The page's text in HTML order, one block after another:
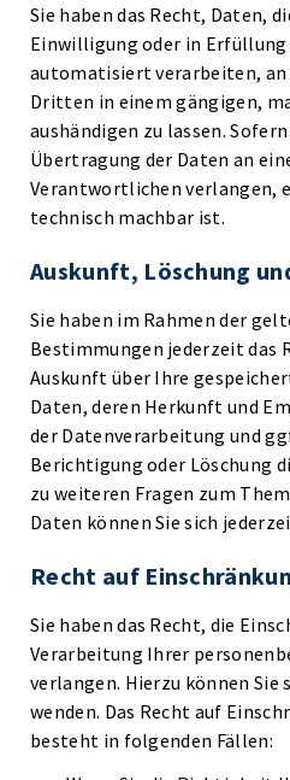
Sie haben das Recht, Daten,
Einwilligung oder in Erfüllung
automatisiert verarbeiten, an
Dritten in einem gängigen,
aushändigen zu lassen.
Übertragung der Daten an
Verantwortlichen verlangen,
technisch machbar ist.
Auskunft, Löschung
Sie haben im Rahmen der
Bestimmungen jederzeit das
Auskunft über Ihre
Daten, deren Herkunft und
der Datenverarbeitung und
Berichtigung oder Löschung
zu weiteren Fragen zum
Daten können Sie sich
Recht auf
Sie haben das Recht, die
Verarbeitung Ihrer
verlangen. Hierzu können Sie
wenden. Das Recht auf
besteht in folgenden Fällen: